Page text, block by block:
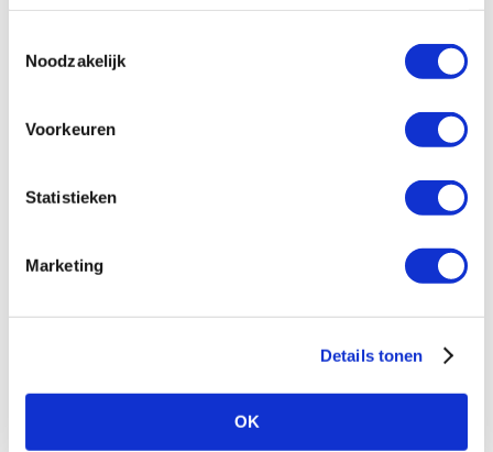
Noodzakelijk
Voorkeuren
Statistieken
Marketing
Details tonen
OK
SATO CT4-LX compact desktop printer hoe reinig je de printer?